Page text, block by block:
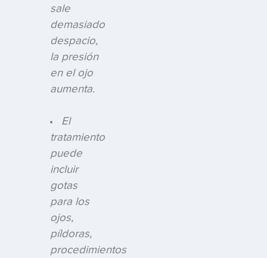
sale
demasiado
despacio,
la presión
en el ojo
aumenta.
El
tratamiento
puede
incluir
gotas
para los
ojos,
píldoras,
procedimientos